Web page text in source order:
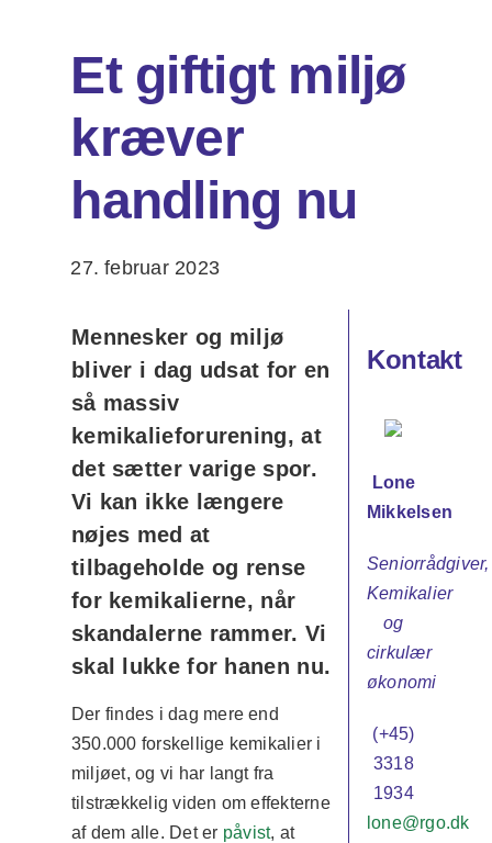
Om os
Et giftigt miljø
kræver
handling nu
27. februar 2023
Mennesker og miljø
bliver i dag udsat for en
så massiv
kemikalieforurening, at
det sætter varige spor.
Vi kan ikke længere
nøjes med at
tilbageholde og rense
for kemikalierne, når
skandalerne rammer. Vi
skal lukke for hanen nu.
Der findes i dag mere end
350.000 forskellige kemikalier i
miljøet, og vi har langt fra
tilstrækkelig viden om effekterne
af dem alle. Det er påvist, at
Kontakt
Lone
Mikkelsen
Seniorrådgiver,
Kemikalier
og
cirkulær
økonomi
(+45)
3318
1934
lone@rgo.dk